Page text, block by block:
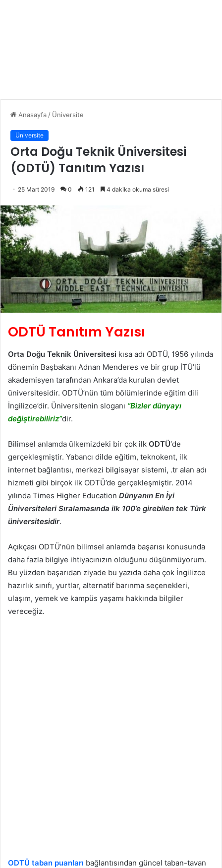
Anasayfa / Üniversite
Üniversite
Orta Doğu Teknik Üniversitesi
(ODTÜ) Tanıtım Yazısı
25 Mart 2019 0 121 4 dakika okuma süresi
ODTÜ Tanıtım Yazısı
Orta Doğu Teknik Üniversitesi kısa adı ODTÜ, 1956 yılında
dönemin Başbakanı Adnan Menderes ve bir grup İTÜ’lü
akademisyen tarafından Ankara’da kurulan devlet
üniversitesidir. ODTÜ’nün tüm bölümlerinde eğitim dili
İngilizce’dir. Üniversitenin sloganı “Bizler dünyayı
değiştirebiliriz”dir.
Bilimsel anlamda ülkemizdeki bir çok ilk ODTÜ‘de
gerçekleşmiştir. Yabancı dilde eğitim, teknokent, ilk
internet bağlantısı, merkezi bilgisayar sistemi, .tr alan adı
hizmeti gibi birçok ilk ODTÜ’de gerçekleşmiştir. 2014
yılında Times Higher Education Dünyanın En İyi
Üniversiteleri Sıralamasında ilk 100’e girebilen tek Türk
üniversitesidir.
Açıkçası ODTÜ’nün bilimsel anlamda başarısı konusunda
daha fazla bilgiye ihtiyacınızın olduğunu düşünmüyorum.
Bu yüzden başarıdan ziyade bu yazıda daha çok İngilizce
hazırlık sınıfı, yurtlar, alternatif barınma seçenekleri,
ulaşım, yemek ve kampüs yaşamı hakkında bilgiler
vereceğiz.
ODTÜ taban puanları bağlantısından güncel taban-tavan